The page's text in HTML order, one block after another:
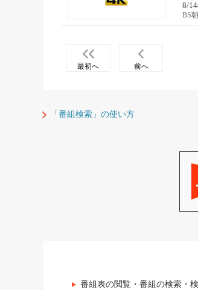
8/
BS
最初へ 前へ
「番組検索」の使い方
番組表の閲覧・番組の検索・